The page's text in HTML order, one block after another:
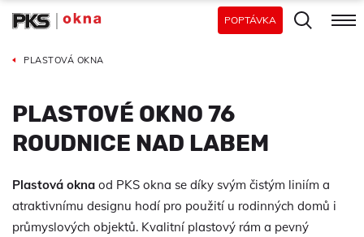
POPTÁVKA
PLASTOVÁ OKNA
PLASTOVÉ OKNO 76
ROUDNICE NAD LABEM
Plastová okna od PKS okna se díky svým čistým liniím a
atraktivnímu designu hodí pro použití u rodinných domů i
průmyslových objektů. Kvalitní plastový rám a pevný